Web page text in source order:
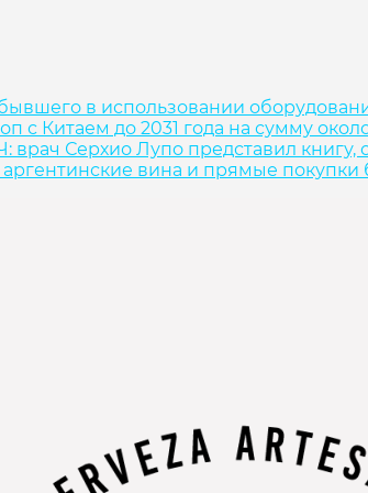
в использовании
с Китаем до 2031 года на сумму
врач Серхио Лупо представил
аргентинские вина и прямые